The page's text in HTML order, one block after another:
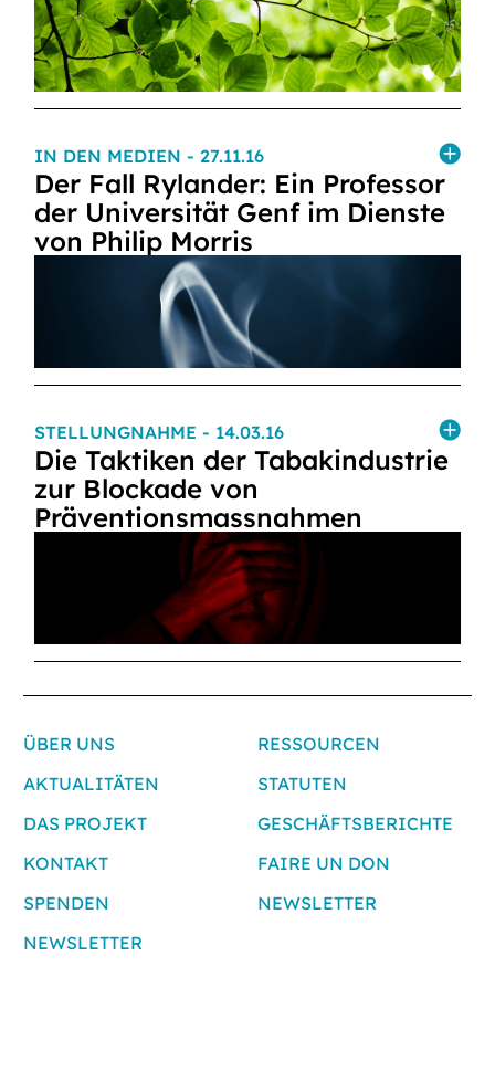
IN DEN MEDIEN - 27.11.16
Der Fall Rylander: Ein Professor
der Universität Genf im Dienste
von Philip Morris
STELLUNGNAHME - 14.03.16
Die Taktiken der Tabakindustrie
zur Blockade von
Präventionsmassnahmen
ÜBER UNS
AKTUALITÄTEN
DAS PROJEKT
KONTAKT
SPENDEN
NEWSLETTER
RESSOURCEN
STATUTEN
GESCHÄFTSBERICHTE
FAIRE UN DON
NEWSLETTER